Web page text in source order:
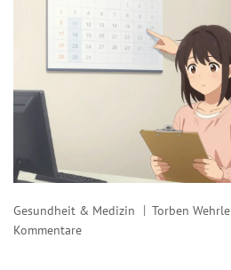
Gesundheit & Medizin Torben Wehrle
Kommentare